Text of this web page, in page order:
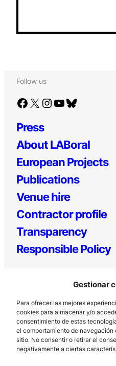
Gestionar
Para ofrecer las mejores
cookies para almacenar y/o
consentimiento de estas
el comportamiento de
sitio. No consentir o retirar el
negativamente a ciertas
Follow us
Facebook X Instagram YouTube Bluesky
Press
About LABoral
European Projects
Publications
Venue hire
Contractor profile
Transparency
Responsible Policy
Los Prados, 121 – 33203 Gijón
985 185 577 –